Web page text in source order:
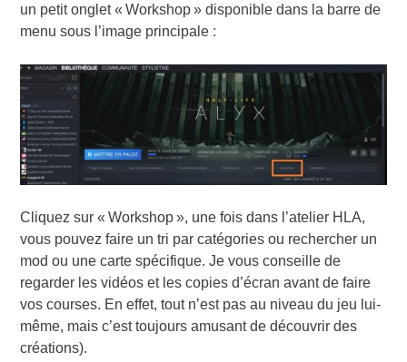
un petit onglet « Workshop » disponible dans la barre de
menu sous l’image principale :
Cliquez sur « Workshop », une fois dans l’atelier HLA,
vous pouvez faire un tri par catégories ou rechercher un
mod ou une carte spécifique. Je vous conseille de
regarder les vidéos et les copies d’écran avant de faire
vos courses. En effet, tout n’est pas au niveau du jeu lui-
même, mais c’est toujours amusant de découvrir des
créations).